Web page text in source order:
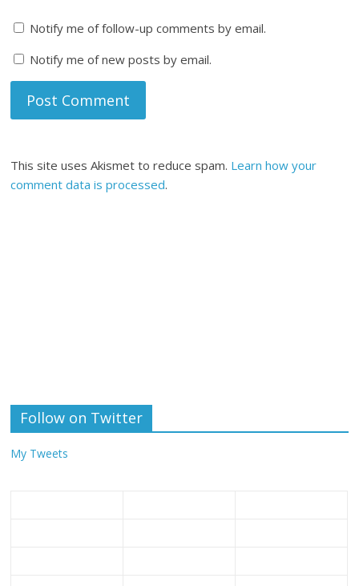
Notify me of follow-up comments by email.
Notify me of new posts by email.
This site uses Akismet to reduce spam. Learn how your
comment data is processed.
Follow on Twitter
My Tweets